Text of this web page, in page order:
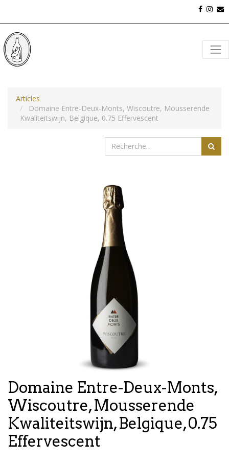
Articles
Domaine Entre-Deux-Monts, Wiscoutre, Mousserende
Kwaliteitswijn, Belgique, 0.75 Effervescent
Domaine Entre-Deux-Monts,
Wiscoutre, Mousserende
Kwaliteitswijn, Belgique, 0.75
Effervescent